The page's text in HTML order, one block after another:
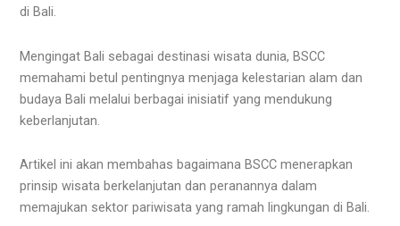
di Bali.
Mengingat Bali sebagai destinasi wisata dunia, BSCC
memahami betul pentingnya menjaga kelestarian alam dan
budaya Bali melalui berbagai inisiatif yang mendukung
keberlanjutan.
Artikel ini akan membahas bagaimana BSCC menerapkan
prinsip wisata berkelanjutan dan peranannya dalam
memajukan sektor pariwisata yang ramah lingkungan di Bali.